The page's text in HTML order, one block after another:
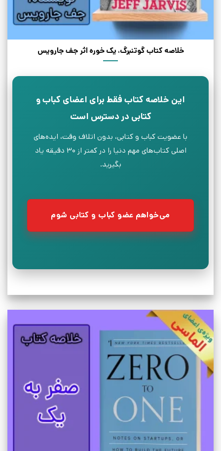
خلاصه کتاب گوتنبرگ، یک خوره اثر جف جارویس
این خلاصه کتاب فقط برای اعضای کباب و
کتابی در دسترس است
با عضویت کباب و کتابی، بدون اتلاف وقت، ایده‌های
اصلی کتاب‌های مهم دنیا را در کمتر از ۳۰ دقیقه یاد
بگیرید.
می‌خواهم عضو کباب و کتابی شوم